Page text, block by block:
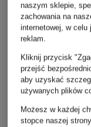
naszym sklepie,
zachowania na
internetowej, w
reklam.
Kliknij przycisk
przejść
aby uzyskać
używanych plików
Możesz w każdej
stopce naszej